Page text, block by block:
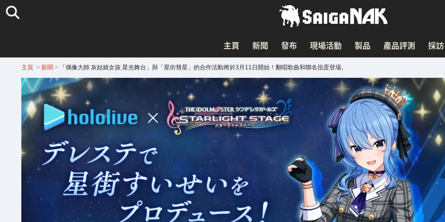
主頁 新聞 發布 現場活動 製品 產品評測 採訪
主頁 > 新聞 > 「偶像大師 灰姑娘女孩 星光舞台」與「星街彗星」的合作活動將於3月11日開始！翻唱歌曲和聯名扭蛋登場。